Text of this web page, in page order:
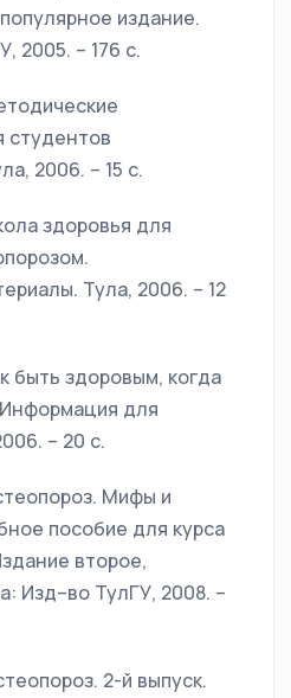
издание.
2005. – 176 с.
студентов
2006. – 15 с.
здоровья для
Тула, 2006. – 12
быть здоровым, когда
для
– 20 с.
Мифы и
пособие для курса
второе,
Изд–во ТулГУ, 2008. –
2-й выпуск.